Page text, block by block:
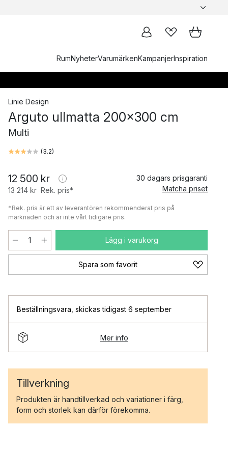
RumNyheterVarumärkenKampanjerInspiration
Linie Design
Arguto ullmatta 200x300 cm
Multi
(3.2)
12 500 kr
13 214 kr Rek. pris*
30 dagars prisgaranti
Matcha priset
*Rek. pris är ett av leverantören rekommenderat pris på
marknaden och är inte vårt tidigare pris.
Lägg i varukorg
Spara som favorit
Beställningsvara skickas tidigast 6 september
Mer info
Tillverkning
Produkten är handtillverkad och variationer i färg,
form och storlek kan därför förekomma.